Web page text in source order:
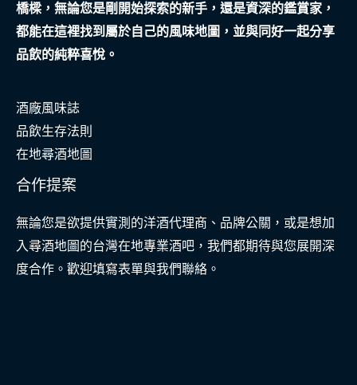
橋樑，無論您是剛開始探索的新手，還是資深的鑑賞家，
都能在這裡找到屬於自己的風味地圖，並與同好一起分享
品飲的純粹喜悅。
酒廠風味誌
品飲生存法則
在地尋酒地圖
合作提案
無論您是欲提供實測的洋酒代理商、品牌公關，或是想加
入尋酒地圖的台灣在地專業酒吧，我們都期待與您展開深
度合作。歡迎填寫表單與我們聯絡。